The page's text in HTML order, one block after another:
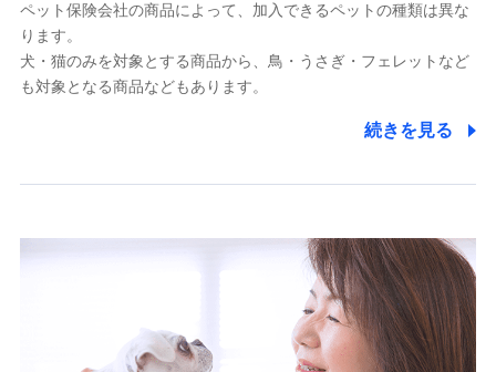
7.社員（従業者）の個人情報
人事･勤怠･健康・労務等の管理、給与支給、福利厚生・採用
退職関連処理等の各種手続きのため、当社と従業員または従
のため
各種お問い合わせに対応するため
ペット保険会社の商品によって、加入できるペットの種類は異な
ります。
犬・猫のみを対象とする商品から、鳥・うさぎ・フェレットなど
も対象となる商品などもあります。
続きを見る